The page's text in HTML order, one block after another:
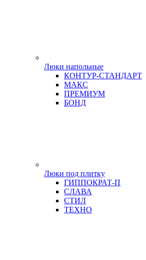
Люки напольные
КОНТУР-СТАНДАРТ
МАКС
ПРЕМИУМ
БОНД
Люки под плитку
ГИППОКРАТ-П
СЛАВА
СТИЛ
ТЕХНО